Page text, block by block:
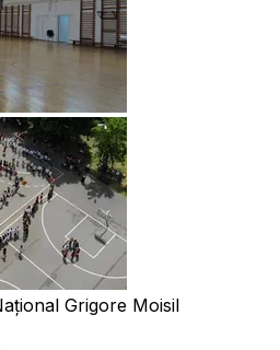
Grigore Moisil